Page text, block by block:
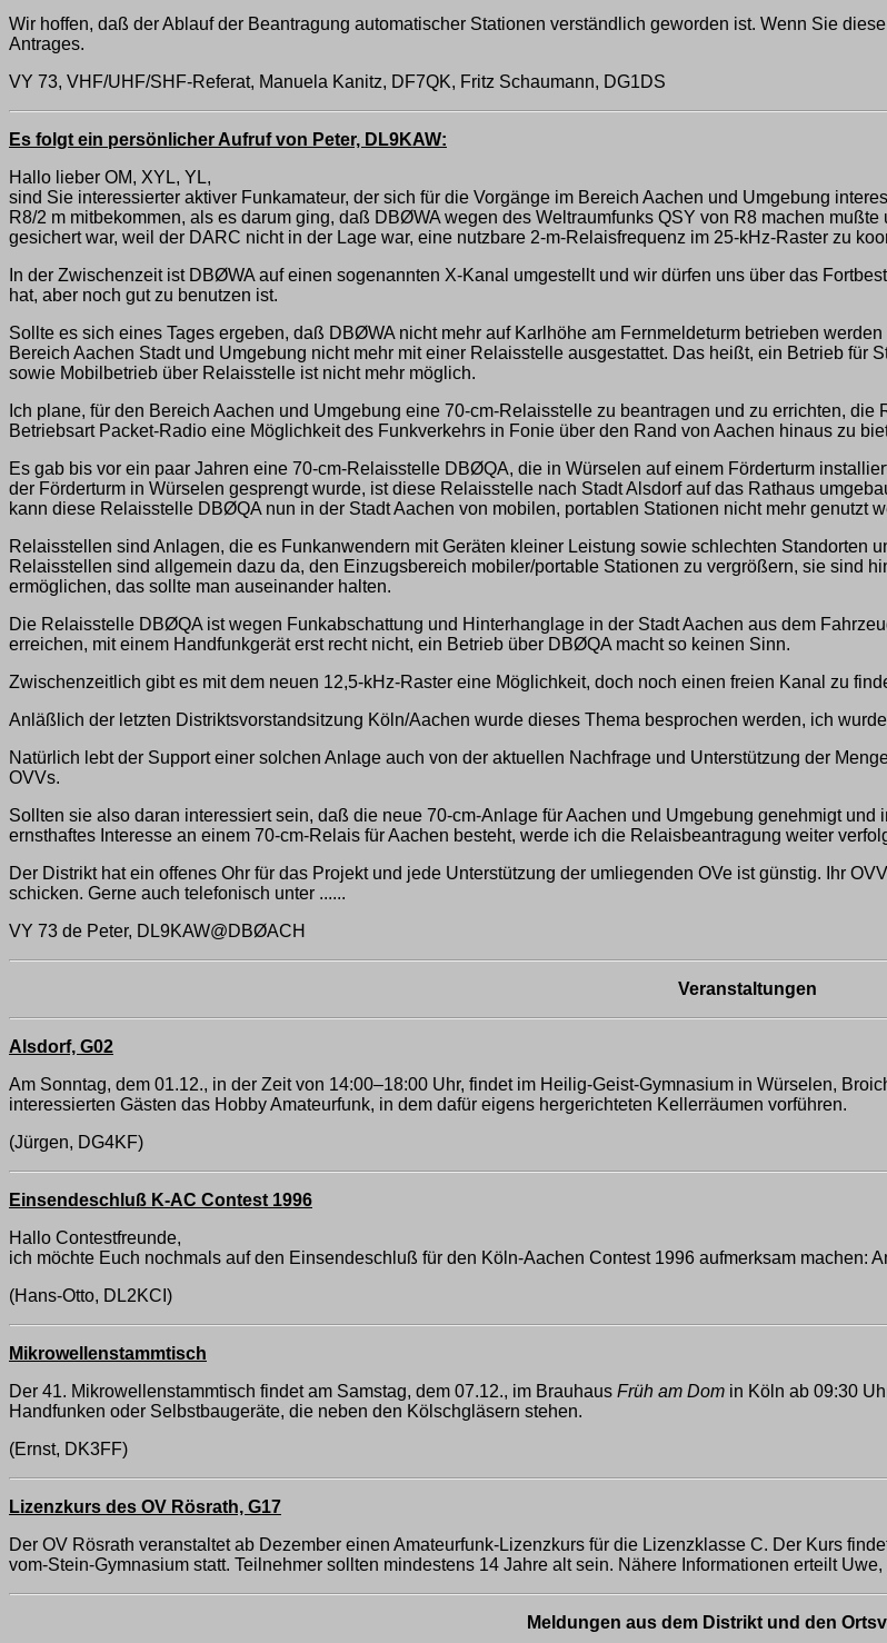
Wir hoffen, daß der Ablauf der Beantragung automatischer Stationen verständlich geworden ist. Wenn Sie
Antrages.
VY 73, VHF/UHF/SHF-Referat, Manuela Kanitz, DF7QK, Fritz Schaumann, DG1DS
Es folgt ein persönlicher Aufruf von Peter, DL9KAW:
Hallo lieber OM, XYL, YL,
sind Sie interessierter aktiver Funkamateur, der sich für die Vorgänge im Bereich Aachen und Umgebung
R8/2 m mitbekommen, als es darum ging, daß DBØWA wegen des Weltraumfunks QSY von R8 machen
gesichert war, weil der DARC nicht in der Lage war, eine nutzbare 2-m-Relaisfrequenz im 25-kHz-Raster zu
In der Zwischenzeit ist DBØWA auf einen sogenannten X-Kanal umgestellt und wir dürfen uns über das
hat, aber noch gut zu benutzen ist.
Sollte es sich eines Tages ergeben, daß DBØWA nicht mehr auf Karlhöhe am Fernmeldeturm betrieben
Bereich Aachen Stadt und Umgebung nicht mehr mit einer Relaisstelle ausgestattet. Das heißt, ein Betrieb für
sowie Mobilbetrieb über Relaisstelle ist nicht mehr möglich.
Ich plane, für den Bereich Aachen und Umgebung eine 70-cm-Relaisstelle zu beantragen und zu errichten,
Betriebsart Packet-Radio eine Möglichkeit des Funkverkehrs in Fonie über den Rand von Aachen hinaus zu
Es gab bis vor ein paar Jahren eine 70-cm-Relaisstelle DBØQA, die in Würselen auf einem Förderturm
der Förderturm in Würselen gesprengt wurde, ist diese Relaisstelle nach Stadt Alsdorf auf das Rathaus
kann diese Relaisstelle DBØQA nun in der Stadt Aachen von mobilen, portablen Stationen nicht mehr genutzt
Relaisstellen sind Anlagen, die es Funkanwendern mit Geräten kleiner Leistung sowie schlechten Standorten
Relaisstellen sind allgemein dazu da, den Einzugsbereich mobiler/portable Stationen zu vergrößern, sie sind
ermöglichen, das sollte man auseinander halten.
Die Relaisstelle DBØQA ist wegen Funkabschattung und Hinterhanglage in der Stadt Aachen aus dem
erreichen, mit einem Handfunkgerät erst recht nicht, ein Betrieb über DBØQA macht so keinen Sinn.
Zwischenzeitlich gibt es mit dem neuen 12,5-kHz-Raster eine Möglichkeit, doch noch einen freien Kanal zu
Anläßlich der letzten Distriktsvorstandsitzung Köln/Aachen wurde dieses Thema besprochen werden, ich
Natürlich lebt der Support einer solchen Anlage auch von der aktuellen Nachfrage und Unterstützung der
OVVs.
Sollten sie also daran interessiert sein, daß die neue 70-cm-Anlage für Aachen und Umgebung genehmigt
ernsthaftes Interesse an einem 70-cm-Relais für Aachen besteht, werde ich die Relaisbeantragung weiter
Der Distrikt hat ein offenes Ohr für das Projekt und jede Unterstützung der umliegenden OVe ist günstig. Ihr
schicken. Gerne auch telefonisch unter ......
VY 73 de Peter, DL9KAW@DBØACH
Veranstaltungen
Alsdorf, G02
Am Sonntag, dem 01.12., in der Zeit von 14:00–18:00 Uhr, findet im Heilig-Geist-Gymnasium in Würselen,
interessierten Gästen das Hobby Amateurfunk, in dem dafür eigens hergerichteten Kellerräumen vorführen.
(Jürgen, DG4KF)
Einsendeschluß K-AC Contest 1996
Hallo Contestfreunde,
ich möchte Euch nochmals auf den Einsendeschluß für den Köln-Aachen Contest 1996 aufmerksam machen:
(Hans-Otto, DL2KCI)
Mikrowellenstammtisch
Der 41. Mikrowellenstammtisch findet am Samstag, dem 07.12., im Brauhaus Früh am Dom in Köln ab 09:30
Handfunken oder Selbstbaugeräte, die neben den Kölschgläsern stehen.
(Ernst, DK3FF)
Lizenzkurs des OV Rösrath, G17
Der OV Rösrath veranstaltet ab Dezember einen Amateurfunk-Lizenzkurs für die Lizenzklasse C. Der Kurs
vom-Stein-Gymnasium statt. Teilnehmer sollten mindestens 14 Jahre alt sein. Nähere Informationen erteilt
Meldungen aus dem Distrikt und den